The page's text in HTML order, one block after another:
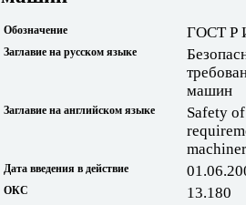
Обозначение ГОСТ Р
Заглавие на русском языке
машин
Заглавие на английском языке
Safety
Дата введения в действие
ОКС 13.180